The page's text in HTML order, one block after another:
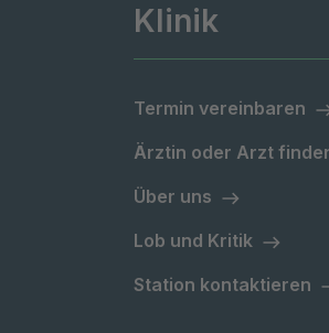
Klinik
Termin vereinbaren
Ärztin oder Arzt
Über uns
Lob und Kritik
Station kontaktieren